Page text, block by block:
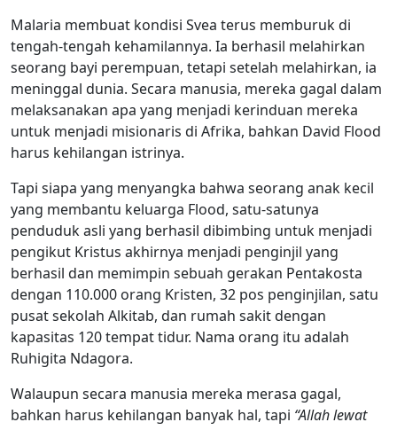
Malaria membuat kondisi Svea terus memburuk di
tengah-tengah kehamilannya. Ia berhasil melahirkan
seorang bayi perempuan, tetapi setelah melahirkan, ia
meninggal dunia. Secara manusia, mereka gagal dalam
melaksanakan apa yang menjadi kerinduan mereka
untuk menjadi misionaris di Afrika, bahkan David Flood
harus kehilangan istrinya.
Tapi siapa yang menyangka bahwa seorang anak kecil
yang membantu keluarga Flood, satu-satunya
penduduk asli yang berhasil dibimbing untuk menjadi
pengikut Kristus akhirnya menjadi penginjil yang
berhasil dan memimpin sebuah gerakan Pentakosta
dengan 110.000 orang Kristen, 32 pos penginjilan, satu
pusat sekolah Alkitab, dan rumah sakit dengan
kapasitas 120 tempat tidur. Nama orang itu adalah
Ruhigita Ndagora.
Walaupun secara manusia mereka merasa gagal,
bahkan harus kehilangan banyak hal, tapi “Allah lewat